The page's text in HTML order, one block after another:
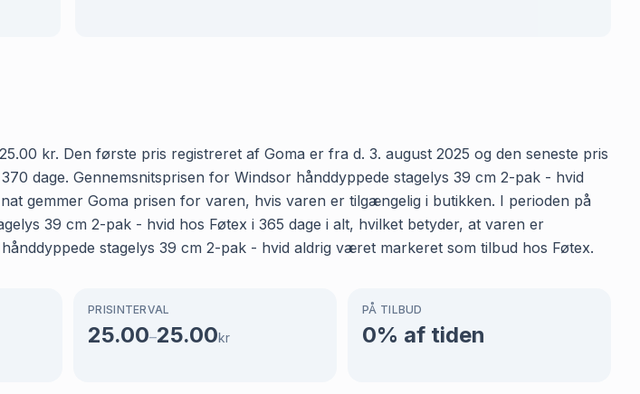
kr. Den første pris registreret af Goma er fra d. 3. august 2025 og den seneste pris
dage. Gennemsnitsprisen for Windsor hånddyppede stagelys 39 cm 2-pak - hvid
gemmer Goma prisen for varen, hvis varen er tilgængelig i butikken. I perioden på
39 cm 2-pak - hvid hos Føtex i 365 dage i alt, hvilket betyder, at varen er
stagelys 39 cm 2-pak - hvid aldrig været markeret som tilbud hos Føtex.
PRISINTERVAL
25.00–25.00kr
PÅ TILBUD
0% af tiden